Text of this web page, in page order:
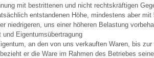
mit bestrittenen und nicht rechtskräftigen
entstandenen Höhe, mindestens aber
niedrigeren, uns einer höheren Belastung
und Eigentumsübertragung
an den von uns verkauften Waren, bis
er die Ware im Rahmen des Betriebes